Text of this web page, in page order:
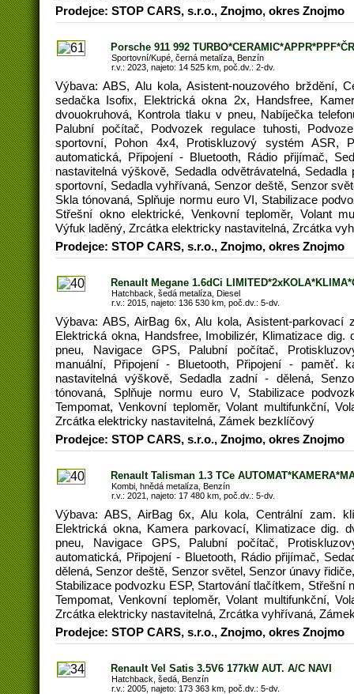
Prodejce: STOP CARS, s.r.o., Znojmo, okres Znojmo
Porsche 911 992
Sportovní/Kupé, černá metalíza, Benzín
r.v.: 2023, najeto: 14 525 km, poč.dv.: 2-dv.
Výbava: ABS, Alu kola, Asistent-nouzového brždění,
sedačka Isofix, Elektrická okna 2x, Handsfree,
dvouokruhová, Kontrola tlaku v pneu, Nabíječka
Palubní počítač, Podvozek regulace tuhosti,
sportovní, Pohon 4x4, Protiskluzový systém ASR,
automatická, Připojení - Bluetooth, Rádio přijímač,
nastavitelná výškově, Sedadla odvětrávatelná, Sedadla
sportovní, Sedadla vyhřívaná, Senzor deště, Senzor
Skla tónovaná, Splňuje normu euro VI, Stabilizace
Střešní okno elektrické, Venkovní teploměr, Volant
Výfuk laděný, Zrcátka elektricky nastavitelná, Zrcátka
Prodejce: STOP CARS, s.r.o., Znojmo, okres Znojmo
Renault Megane 1.6dCi
Hatchback, šedá metalíza, Diesel
r.v.: 2015, najeto: 136 530 km, poč.dv.: 5-dv.
Výbava: ABS, AirBag 6x, Alu kola, Asistent-parkovací
Elektrická okna, Handsfree, Imobilizér, Klimatizace dig.
pneu, Navigace GPS, Palubní počítač,
manuální, Připojení - Bluetooth, Připojení - paměť.
nastavitelná výškově, Sedadla zadní - dělená,
tónovaná, Splňuje normu euro V, Stabilizace
Tempomat, Venkovní teploměr, Volant multifunkční,
Zrcátka elektricky nastavitelná, Zámek bezklíčový
Prodejce: STOP CARS, s.r.o., Znojmo, okres Znojmo
Renault Talisman 1.3 TCe
Kombi, hnědá metalíza, Benzín
r.v.: 2021, najeto: 17 480 km, poč.dv.: 5-dv.
Výbava: ABS, AirBag 6x, Alu kola, Centrální zam.
Elektrická okna, Kamera parkovací, Klimatizace dig.
pneu, Navigace GPS, Palubní počítač,
automatická, Připojení - Bluetooth, Rádio přijímač,
dělená, Senzor deště, Senzor světel, Senzor únavy
Stabilizace podvozku ESP, Startování tlačítkem, Střešní
Tempomat, Venkovní teploměr, Volant multifunkční,
Zrcátka elektricky nastavitelná, Zrcátka vyhřívaná,
Prodejce: STOP CARS, s.r.o., Znojmo, okres Znojmo
Renault Vel Satis 3.5V6 177kW AUT. A/C NAVI
Hatchback, šedá, Benzín
r.v.: 2005, najeto: 173 363 km, poč.dv.: 5-dv.